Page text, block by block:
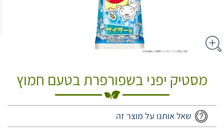
מסטיק יפני בשפורפרת בטעם חמוץ
שאל אותנו על מוצר זה